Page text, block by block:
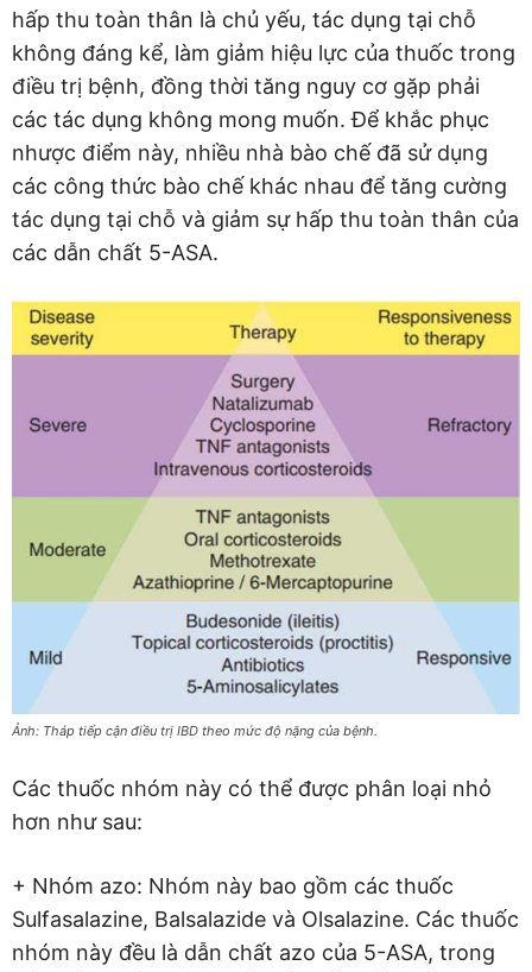
hấp thu toàn thân là chủ yếu, tác dụng tại chỗ
không đáng kể, làm giảm hiệu lực của thuốc trong
điều trị bệnh, đồng thời tăng nguy cơ gặp phải
các tác dụng không mong muốn. Để khắc phục
nhược điểm này, nhiều nhà bào chế đã sử dụng
các công thức bào chế khác nhau để tăng cường
tác dụng tại chỗ và giảm sự hấp thu toàn thân của
các dẫn chất 5-ASA.
Ảnh: Tháp tiếp cận điều trị IBD theo mức độ nặng của bệnh.
Các thuốc nhóm này có thể được phân loại nhỏ
hơn như sau:
+ Nhóm azo: Nhóm này bao gồm các thuốc
Sulfasalazine, Balsalazide và Olsalazine. Các thuốc
nhóm này đều là dẫn chất azo của 5-ASA, trong